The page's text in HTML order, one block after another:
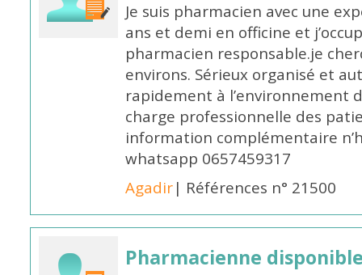
Je suis pharmacien avec une
ans et demi en officine et
pharmacien responsable.je
environs. Sérieux organisé et
rapidement à l’environnement
charge professionnelle des
information complémentaire
whatsapp 0657459317
Agadir| Références n° 21500
Pharmacienne